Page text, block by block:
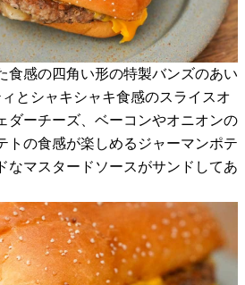
食感の四角い形の特製バンズのあい
とシャキシャキ食感のスライスオ
ダーチーズ、ベーコンやオニオンの
トの食感が楽しめるジャーマンポテ
なマスタードソースがサンドしてあ